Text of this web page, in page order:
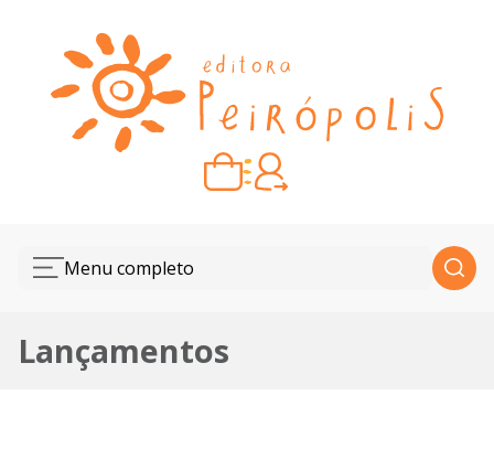
Carrinho vazio
Quando escolher seus livros, eles aparecem aqui.
Menu completo
Lançamentos